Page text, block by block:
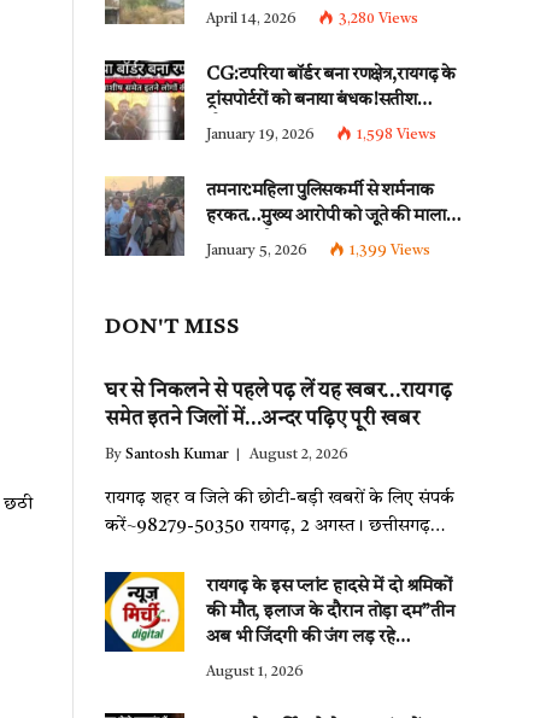
छठी
कई गंभीर
April 14, 2026 3,280 Views
CG:टपरिया बॉर्डर बना रणक्षेत्र,रायगढ़ के
ट्रांसपोर्टरों को बनाया बंधक!सतीश
चौबे,आशीष यादव समेत इतने लोगों की
समेत इतने लोगों पर हुई नामजद fir दर्ज!!
January 19, 2026 1,598 Views
तमनार:महिला पुलिसकर्मी से शर्मनाक
हरकत…मुख्य आरोपी को जूते की माला
पहनाकर पैदल मार्च पुलिस ने
January 5, 2026 1,399 Views
DON'T MISS
घर से निकलने से पहले पढ़ लें यह खबर…रायगढ़
समेत इतने जिलों में…अन्दर पढ़िए पूरी खबर
By Santosh Kumar August 2, 2026
रायगढ़ शहर व जिले की छोटी-बड़ी खबरों के लिए संपर्क
करें~98279-50350 रायगढ़, 2 अगस्त। छत्तीसगढ़…
रायगढ़ के इस प्लांट हादसे में दो श्रमिकों
की मौत, इलाज के दौरान तोड़ा दम”तीन
अब भी जिंदगी की जंग लड़ रहे…
August 1, 2026